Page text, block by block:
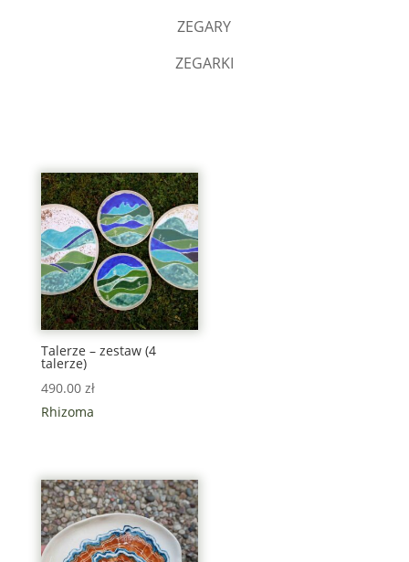
ZEGARY
ZEGARKI
Talerze – zestaw (4
talerze)
490.00 zł
Rhizoma